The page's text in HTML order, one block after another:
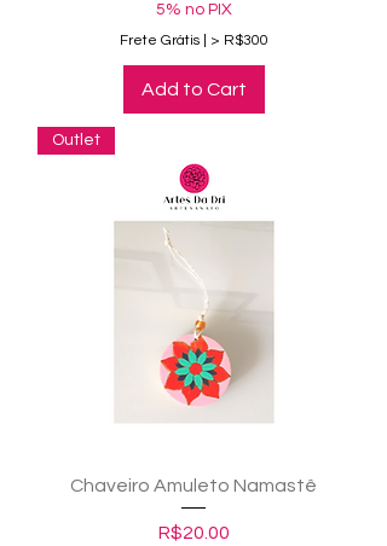
5% no PIX
Frete Grátis | > R$300
Add to Cart
Outlet
Chaveiro Amuleto Namastê
Price
R$20.00